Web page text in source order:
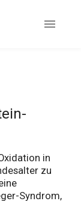
in
zu
Syndrom,